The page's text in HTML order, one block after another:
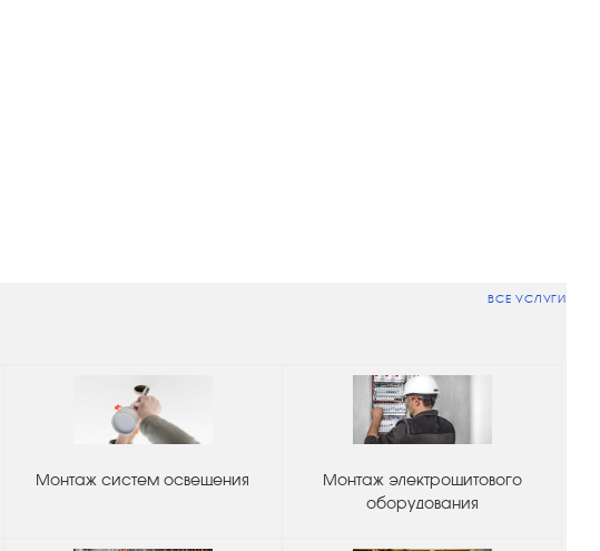
ВСЕ УСЛУГИ
Монтаж систем освещения
Монтаж электрощитового
оборудования